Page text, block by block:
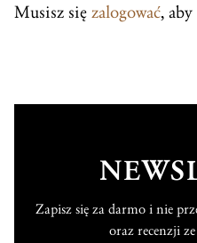
Musisz się zalogować,
Zapisz się za darmo i nie
oraz recenzji